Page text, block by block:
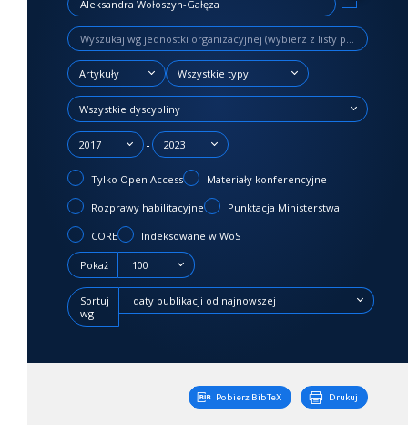
Artykuły Wszystkie typy
Wszystkie dyscypliny
2017 - 2023
Tylko Open Access Materiały konferencyjne
Rozprawy habilitacyjne Punktacja Ministerstwa
CORE Indeksowane w WoS
Pokaż 100
Sortuj
wg
daty publikacji od najnowszej
Pobierz BibTeX Drukuj